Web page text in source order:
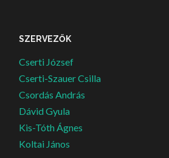
SZERVEZŐK
Cserti József
Cserti-Szauer Csilla
Csordás András
Dávid Gyula
Kis-Tóth Ágnes
Koltai János